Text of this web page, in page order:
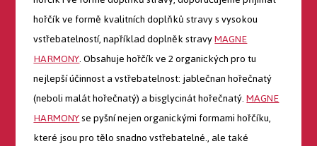
hořčík ve formě kvalitních doplňků stravy s vysokou
vstřebatelností, například doplněk stravyMAGNE
HARMONY. Obsahuje hořčík ve 2 organických pro tu
nejlepší účinnost a vstřebatelnost: jablečnan hořečnatý
(neboli malát hořečnatý) a bisglycinát hořečnatý.MAGNE
HARMONYse pyšní nejen organickými formami hořčíku,
které jsou pro tělo snadno vstřebatelné., ale také